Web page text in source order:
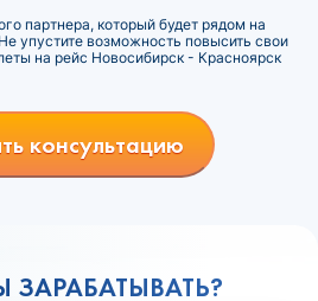
партнера, который будет рядом на
упустите возможность повысить свои
на рейс Новосибирск - Красноярск
консультацию
ЗАРАБАТЫВАТЬ?